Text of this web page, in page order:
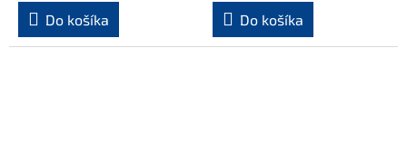
Do košíka Do košíka